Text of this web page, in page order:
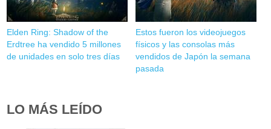
Elden Ring: Shadow of the
Erdtree ha vendido 5 millones
de unidades en solo tres días
Estos fueron los videojuegos
físicos y las consolas más
vendidos de Japón la semana
pasada
LO MÁS LEÍDO